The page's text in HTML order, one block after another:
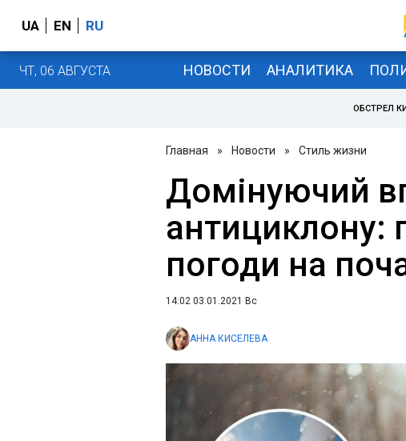
UA EN RU
ЧТ, 06 АВГУСТА НОВОСТИ АНАЛИТИКА
ОБСТРЕЛ
Главная » Новости » Стиль жизни
Домінуючий
антициклону:
погоди на
14:02 03.01.2021 Вс
АННА КИСЕЛЕВА